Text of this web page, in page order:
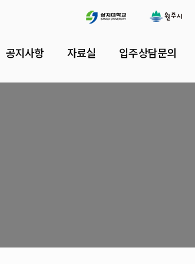
공지사항 자료실 입주상담문의